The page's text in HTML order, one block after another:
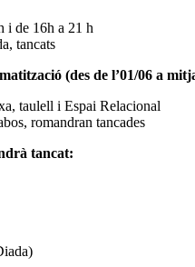
i de 16h a 21 h
tancats
(des de l’01/06 a
taulell i Espai Relacional
romandran tancades
tancat: